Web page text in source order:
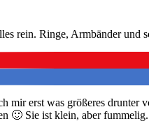
rein. Ringe, Armbänder und
mir erst was größeres
Sie ist klein, aber